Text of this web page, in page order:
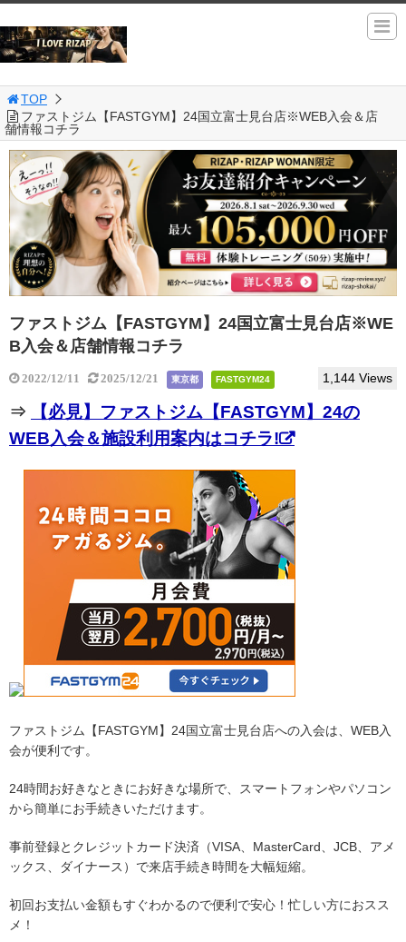
TOP
ファストジム【FASTGYM】24国立富士見台店※WEB入会＆店
舗情報コチラ
ファストジム【FASTGYM】24国立富士見台店※WE
B入会＆店舗情報コチラ
2022/12/11 2025/12/21 東京都 FASTGYM24 1,144 Views
⇒
【必見】ファストジム【FASTGYM】24の
WEB入会＆施設利用案内はコチラ!
ファストジム【FASTGYM】24国立富士見台店への入会は、WEB入
会が便利です。
24時間お好きなときにお好きな場所で、スマートフォンやパソコン
から簡単にお手続きいただけます。
事前登録とクレジットカード決済（VISA、MasterCard、JCB、アメ
ックス、ダイナース）で来店手続き時間を大幅短縮。
初回お支払い金額もすぐわかるので便利で安心！忙しい方におスス
メ！